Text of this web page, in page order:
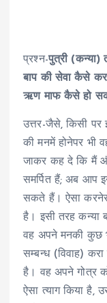
प्रश्न-पुत्री (कन्या)
बाप की सेवा कैसे कर
ऋण माफ कैसे हो
उत्तर-जैसे, किसी
की मनमें होनेपर भी
जाकर कह दे कि मैं
समर्पित हैं; अब आप
सकते हैं। ऐसा
है। इसी तरह कन्या
वह अपने मनकी कुछ
सम्बन्ध (विवाह)
है। वह अपने गोत्र
ऐसा त्याग किया है,